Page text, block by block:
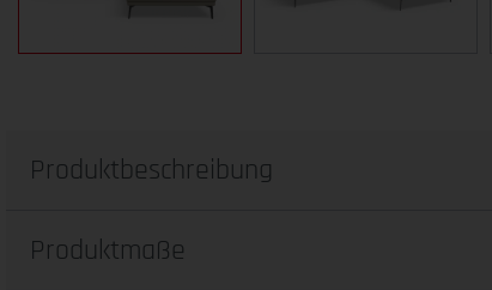
Produktbeschreibung
Produktmaße